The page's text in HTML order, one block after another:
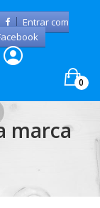
Entrar com
0
marca